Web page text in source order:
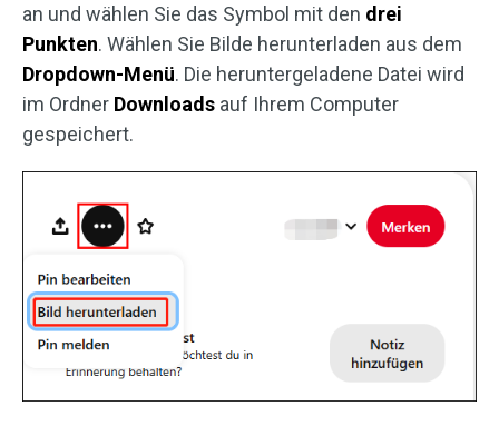
an und wählen Sie das Symbol mit den drei
Punkten. Wählen Sie Bilde herunterladen aus dem
Dropdown-Menü. Die heruntergeladene Datei wird
im Ordner Downloads auf Ihrem Computer
gespeichert.